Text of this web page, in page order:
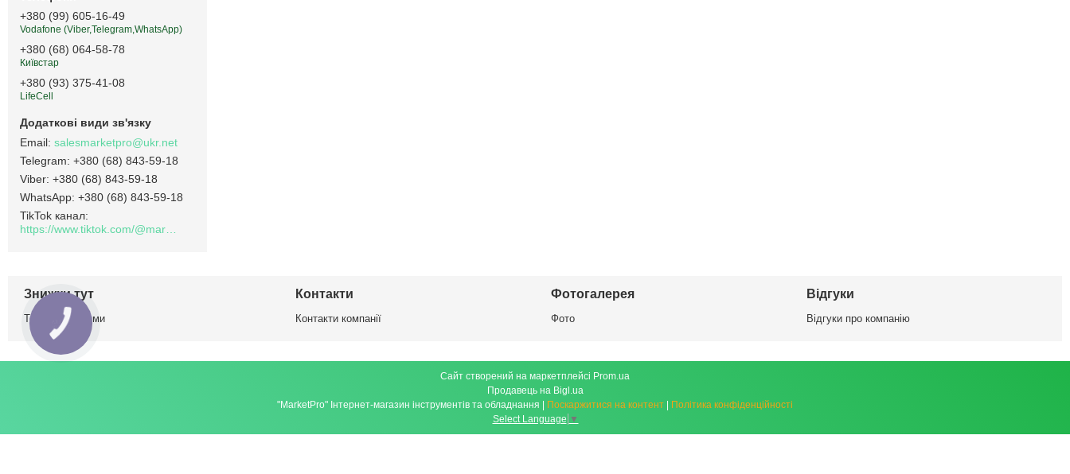
+380 (99) 605-16-49
Vodafone (Viber,Telegram,WhatsApp)
+380 (68) 064-58-78
Київстар
+380 (93) 375-41-08
LifeCell
salesmarketpro@ukr.net
+380 (68) 843-59-18
+380 (68) 843-59-18
+380 (68) 843-59-18
TikTok канал
Знижки тут
Товари з акціями
Контакти
Контакти компанії
Фотогалерея
Фото
Відгуки
Відгуки про компанію
Сайт створений на маркетплейсі Prom.ua
Продавець на Bigl.ua
"MarketPro" Інтернет-магазин інструментів та обладнання | Поскаржитися на контент | Політика конфіденційності
Select Language ▼